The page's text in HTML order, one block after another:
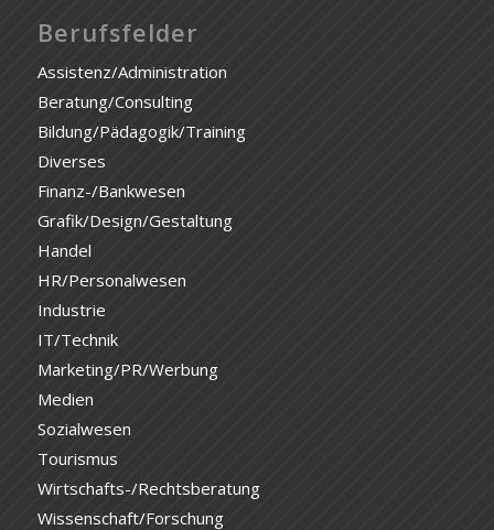
Berufsfelder
Assistenz/Administration
Beratung/Consulting
Bildung/Pädagogik/Training
Diverses
Finanz-/Bankwesen
Grafik/Design/Gestaltung
Handel
HR/Personalwesen
Industrie
IT/Technik
Marketing/PR/Werbung
Medien
Sozialwesen
Tourismus
Wirtschafts-/Rechtsberatung
Wissenschaft/Forschung